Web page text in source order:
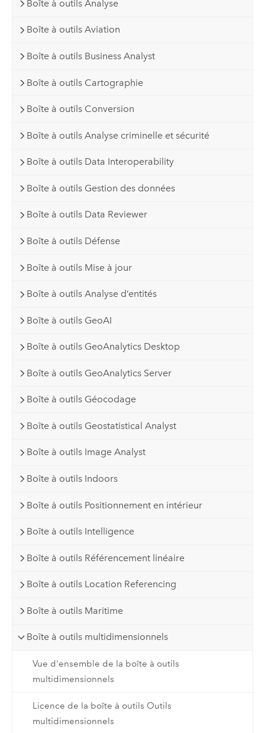
Boîte à outils Analyse
Boîte à outils Aviation
Boîte à outils Business Analyst
Boîte à outils Cartographie
Boîte à outils Conversion
Boîte à outils Analyse criminelle et sécurité
Boîte à outils Data Interoperability
Boîte à outils Gestion des données
Boîte à outils Data Reviewer
Boîte à outils Défense
Boîte à outils Mise à jour
Boîte à outils Analyse d’entités
Boîte à outils GeoAI
Boîte à outils GeoAnalytics Desktop
Boîte à outils GeoAnalytics Server
Boîte à outils Géocodage
Boîte à outils Geostatistical Analyst
Boîte à outils Image Analyst
Boîte à outils Indoors
Boîte à outils Positionnement en intérieur
Boîte à outils Intelligence
Boîte à outils Référencement linéaire
Boîte à outils Location Referencing
Boîte à outils Maritime
Boîte à outils multidimensionnels
Vue d'ensemble de la boîte à outils
multidimensionnels
Licence de la boîte à outils Outils
multidimensionnels